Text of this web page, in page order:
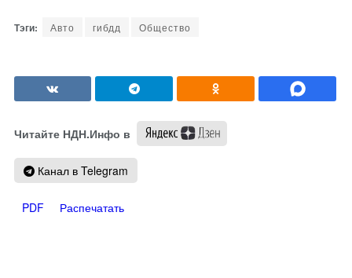
Авто гибдд Общество
Читайте НДН.Инфо в
Канал в Telegram
PDF Распечатать